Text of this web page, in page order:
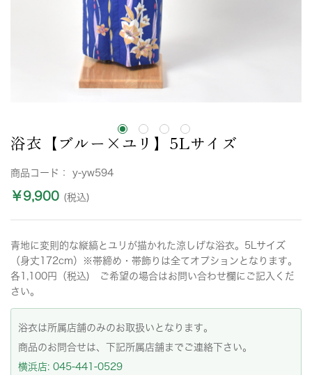
浴衣【ブルー×ユリ】5Lサイズ
商品コード： y-yw594
￥9,900 (税込)
青地に変則的な縦縞とユリが描かれた涼しげな浴衣。5Lサイズ
（身丈172cm）※帯締め・帯飾りは全てオプションとなります。
各1,100円（税込) ご希望の場合はお問い合わせ欄にご記入くだ
さい。
浴衣は所属店舗のみのお取扱いとなります。
商品のお問合せは、下記所属店舗までご連絡下さい。
横浜店: 045-441-0529